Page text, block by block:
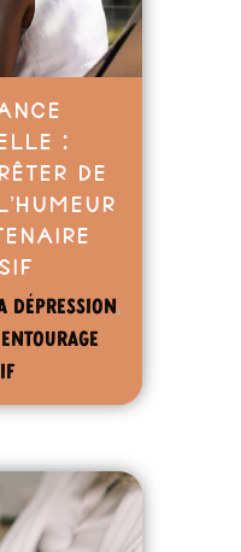
:
de
dépression,